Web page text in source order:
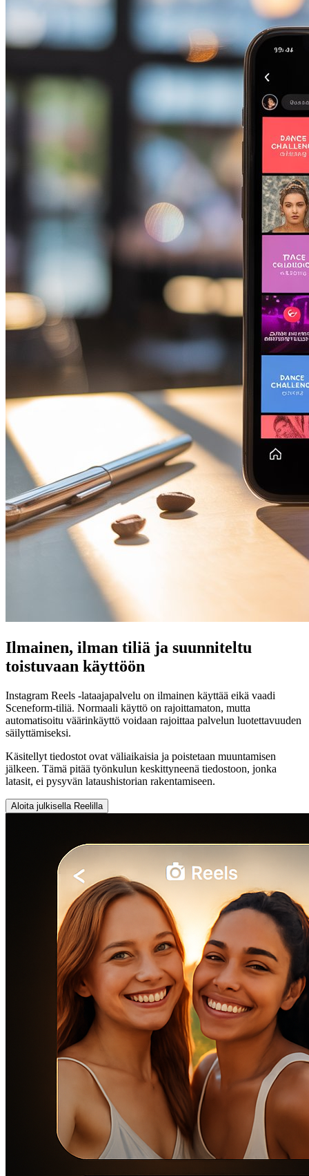
Ilmainen, ilman tiliä ja suunniteltu
toistuvaan käyttöön
Instagram Reels -lataajapalvelu on ilmainen käyttää eikä vaadi
Sceneform-tiliä. Normaali käyttö on rajoittamaton, mutta
automatisoitu väärinkäyttö voidaan rajoittaa palvelun luotettavuuden
säilyttämiseksi.
Käsitellyt tiedostot ovat väliaikaisia ja poistetaan muuntamisen
jälkeen. Tämä pitää työnkulun keskittyneenä tiedostoon, jonka
latasit, ei pysyvän lataushistorian rakentamiseen.
Aloita julkisella Reelilla